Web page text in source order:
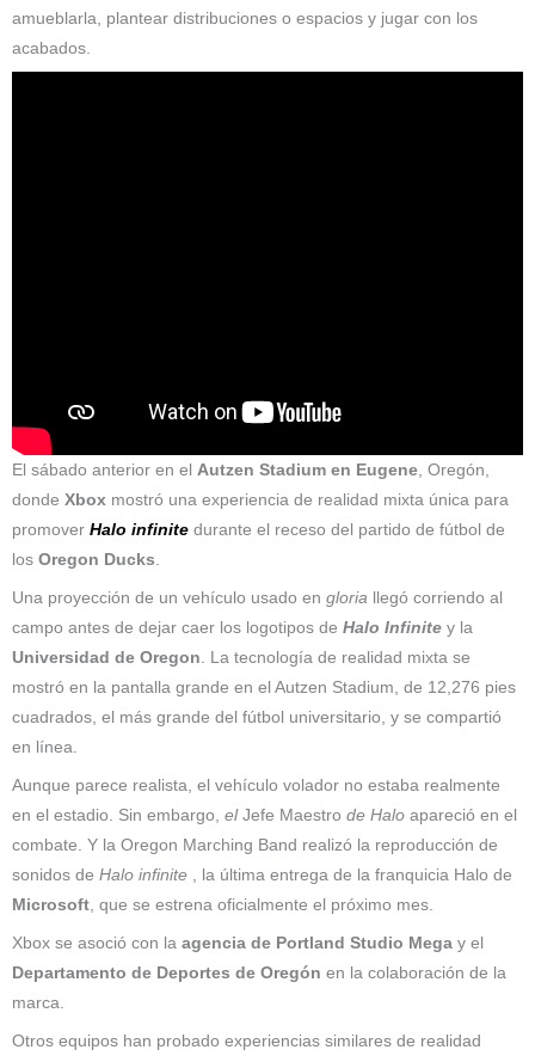
amueblarla, plantear distribuciones o espacios y jugar con los
acabados.
El sábado anterior en el Autzen Stadium en Eugene, Oregón,
donde Xbox mostró una experiencia de realidad mixta única para
promover Halo infinite durante el receso del partido de fútbol de
los Oregon Ducks.
Una proyección de un vehículo usado en gloria llegó corriendo al
campo antes de dejar caer los logotipos de Halo Infinite y la
Universidad de Oregon. La tecnología de realidad mixta se
mostró en la pantalla grande en el Autzen Stadium, de 12,276 pies
cuadrados, el más grande del fútbol universitario, y se compartió
en línea.
Aunque parece realista, el vehículo volador no estaba realmente
en el estadio. Sin embargo, elJefe Maestro de Halo apareció en el
combate. Y la Oregon Marching Band realizó la reproducción de
sonidos de Halo infinite , la última entrega de la franquicia Halo de
Microsoft , que se estrena oficialmente el próximo mes.
Xbox se asoció con la agencia de Portland Studio Mega y el
Departamento de Deportes de Oregón en la colaboración de la
marca.
Otros equipos han probado experiencias similares de realidad